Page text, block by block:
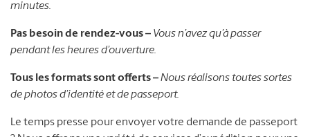
minutes.
Pas besoin de rendez-vous – Vous n’avez qu’à passer
pendant les heures d’ouverture.
Tous les formats sont offerts –Nous réalisons toutes sortes
de photos d’identité et de passeport.
Le temps presse pour envoyer votre demande de passeport